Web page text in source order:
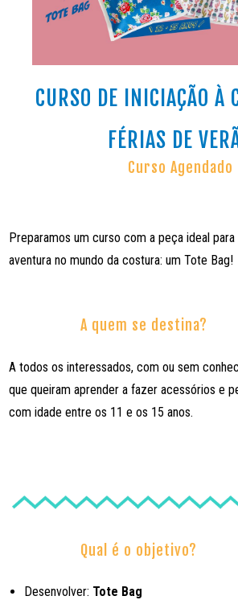
CURSO DE INICIAÇÃO À
FÉRIAS DE
Curso Agendado
Preparamos um curso com a peça ideal
aventura no mundo da costura: um Tote Bag!
A quem se destina?
A todos os interessados, com ou sem
que queiram aprender a fazer acessórios e
com idade entre os 11 e os 15 anos.
Qual é o objetivo?
Desenvolver: Tote Bag